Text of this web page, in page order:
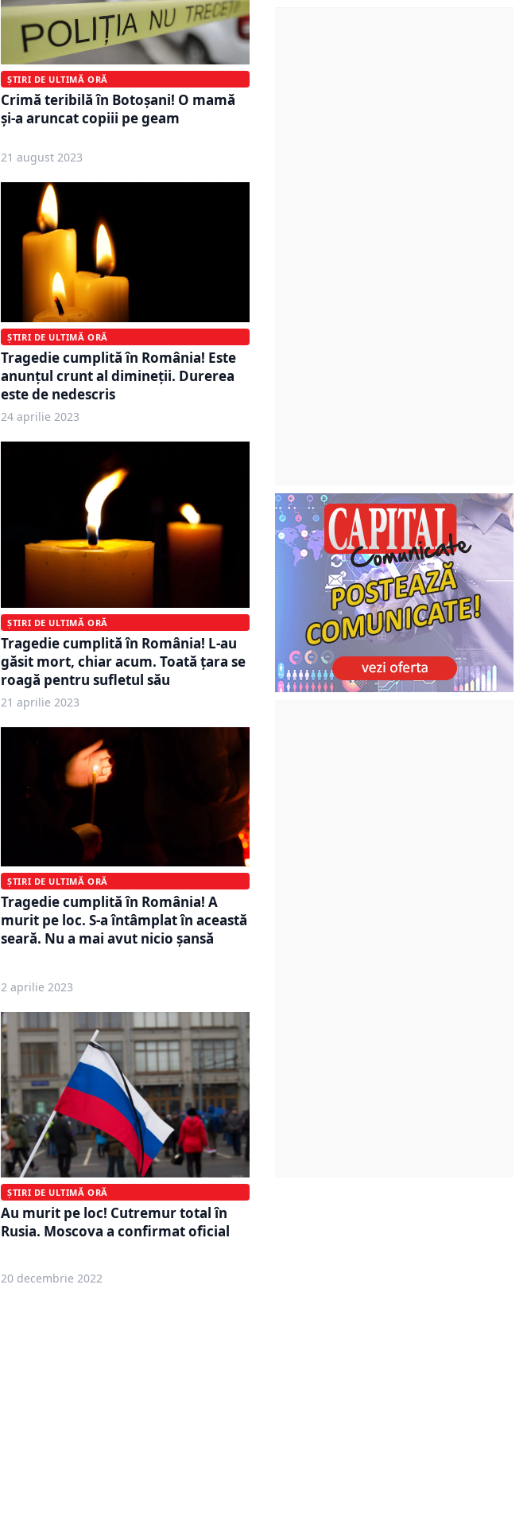
ȘTIRI DE ULTIMĂ ORĂ
Crimă teribilă în Botoșani! O mamă
și-a aruncat copiii pe geam
21 august 2023
ȘTIRI DE ULTIMĂ ORĂ
Tragedie cumplită în România! Este
anunțul crunt al dimineții. Durerea
este de nedescris
24 aprilie 2023
ȘTIRI DE ULTIMĂ ORĂ
Tragedie cumplită în România! L-au
găsit mort, chiar acum. Toată ţara se
roagă pentru sufletul său
21 aprilie 2023
ȘTIRI DE ULTIMĂ ORĂ
Tragedie cumplită în România! A
murit pe loc. S-a întâmplat în această
seară. Nu a mai avut nicio șansă
2 aprilie 2023
ȘTIRI DE ULTIMĂ ORĂ
Au murit pe loc! Cutremur total în
Rusia. Moscova a confirmat oficial
20 decembrie 2022